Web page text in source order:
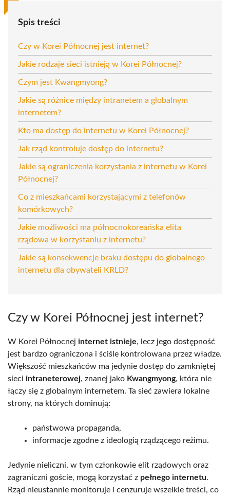
Spis treści
Czy w Korei Północnej jest internet?
Jakie rodzaje sieci istnieją w Korei Północnej?
Czym jest Kwangmyong?
Jakie są różnice między intranetem a globalnym
internetem?
Kto ma dostęp do internetu w Korei Północnej?
Jak rząd kontroluje dostęp do internetu?
Jakie są ograniczenia korzystania z internetu w Korei
Północnej?
Co z mieszkańcami korzystającymi z telefonów
komórkowych?
Jakie możliwości ma północnokoreańska elita
rządowa w korzystaniu z internetu?
Jakie są konsekwencje braku dostępu do globalnego
internetu dla obywateli KRLD?
Czy w Korei Północnej jest internet?
W Korei Północnej internet istnieje, lecz jego dostępność
jest bardzo ograniczona i ściśle kontrolowana przez władze.
Większość mieszkańców ma jedynie dostęp do zamkniętej
sieci intraneterowej, znanej jako Kwangmyong, która nie
łączy się z globalnym internetem. Ta sieć zawiera lokalne
strony, na których dominują:
państwowa propaganda,
informacje zgodne z ideologią rządzącego reżimu.
Jedynie nieliczni, w tym członkowie elit rządowych oraz
zagraniczni goście, mogą korzystać z pełnego internetu.
Rząd nieustannie monitoruje i cenzuruje wszelkie treści, co